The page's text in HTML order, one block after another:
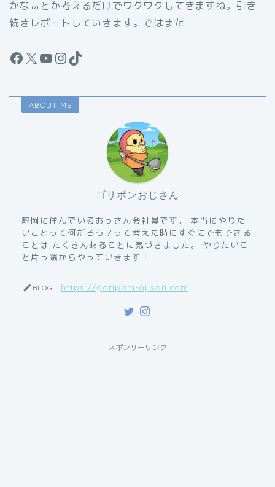
かなぁとか考えるだけでワクワクしてきますね。引き
続きレポートしていきます。ではまた
Facebook
X YouTube
Instagram
TikTok
ABOUT ME
ゴリポンおじさん
静岡に住んでいるおっさん会社員です。 本当にやりた
いことって何だろう？って考えた時にすぐにでもできる
ことは たくさんあることに気づきました。 やりたいこ
と片っ端からやっていきます！
BLOG： https://goripom-ojisan.com
スポンサーリンク